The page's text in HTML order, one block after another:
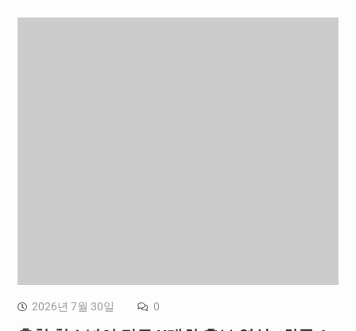
2026년 7월 30일 0